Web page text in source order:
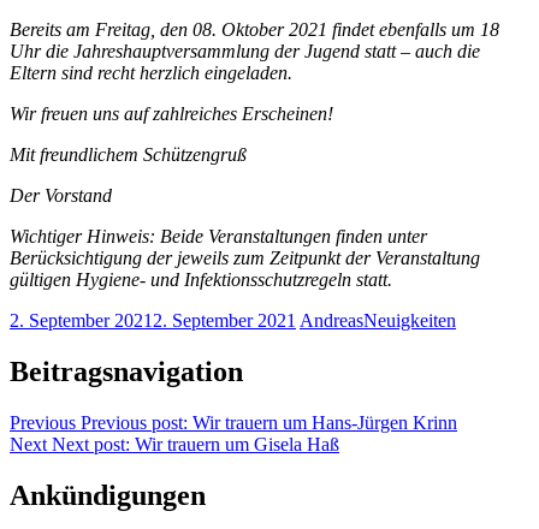
Bereits am Freitag, den 08. Oktober 2021 findet ebenfalls um 18
Uhr die Jahreshauptversammlung der Jugend statt – auch die
Eltern sind recht herzlich eingeladen.
Wir freuen uns auf zahlreiches Erscheinen!
Mit freundlichem Schützengruß
Der Vorstand
Wichtiger Hinweis: Beide Veranstaltungen finden unter
Berücksichtigung der jeweils zum Zeitpunkt der Veranstaltung
gültigen Hygiene- und Infektionsschutzregeln statt.
2. September 2021 2. September 2021 AndreasNeuigkeiten
Beitragsnavigation
Previous Previous post: Wir trauern um Hans-Jürgen Krinn
Next Next post: Wir trauern um Gisela Haß
Ankündigungen